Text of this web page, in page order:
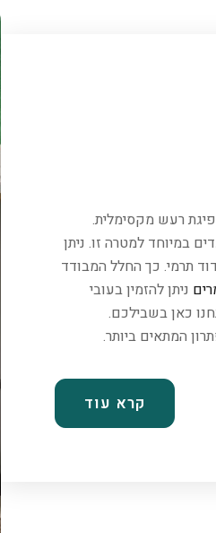
רעש מקסימלית.
במיוחד למטרה זו. ניתן
תרמי. כך החלל המבודד
ניתן להזמין בעובי
כאן בשבילכם.
קרא עוד